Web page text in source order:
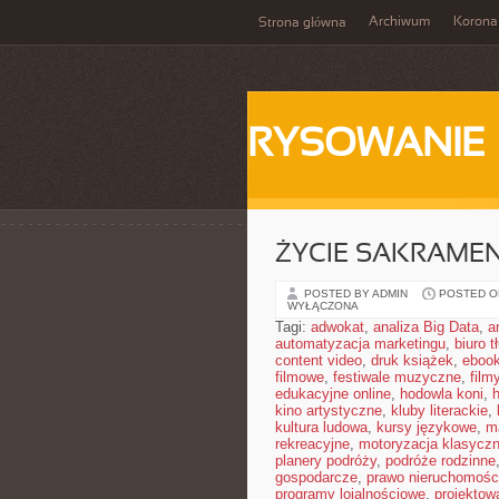
Strona główna Archiwum Korona
RYSOWANIE
ŻYCIE
POSTED BY ADMIN POSTED
WYŁĄCZONA
Tagi: adwokat, analiza Big Data,
automatyzacja marketingu, biuro
content video, druk książek,
filmowe, festiwale muzyczne,
edukacyjne online, hodowla koni,
kino artystyczne, kluby literackie,
kultura ludowa, kursy językowe,
rekreacyjne, motoryzacja
planery podróży, podróże rodzinne,
gospodarcze, prawo
programy lojalnościowe,